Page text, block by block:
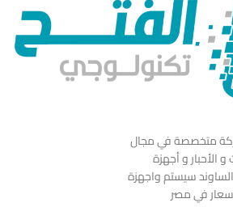
متخصصة في مجال
الأحبار و أجهزة
سيستم واجهزة
في مصر